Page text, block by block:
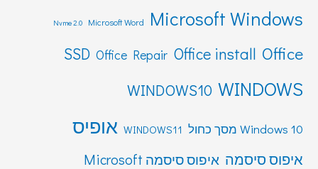
Microsoft Windows
Microsoft Word
Nvme 2.0
Office
Office install
Office Repair
SSD
WINDOWS
WINDOWS10
Windows 10 מסך כחול WINDOWS11 אופיס
איפוס סיסמה איפוס סיסמה Microsoft